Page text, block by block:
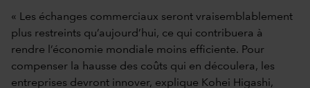
« Les échanges commerciaux seront vraisemblablement
plus restreints qu’aujourd’hui, ce qui contribuera à
rendre l’économie mondiale moins efficiente. Pour
compenser la hausse des coûts qui en découlera, les
entreprises devront innover, explique Kohei Higashi,